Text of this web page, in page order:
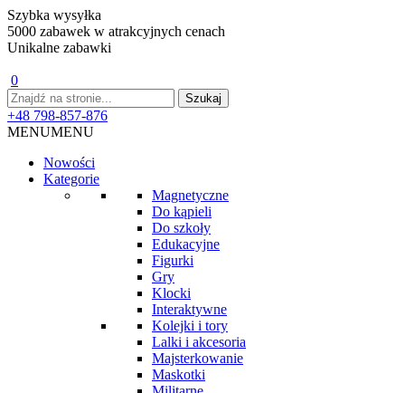
Szybka wysyłka
5000 zabawek w atrakcyjnych cenach
Unikalne zabawki
0
+48 798-857-876
MENUMENU
Nowości
Kategorie
Magnetyczne
Do kąpieli
Do szkoły
Edukacyjne
Figurki
Gry
Klocki
Interaktywne
Kolejki i tory
Lalki i akcesoria
Majsterkowanie
Maskotki